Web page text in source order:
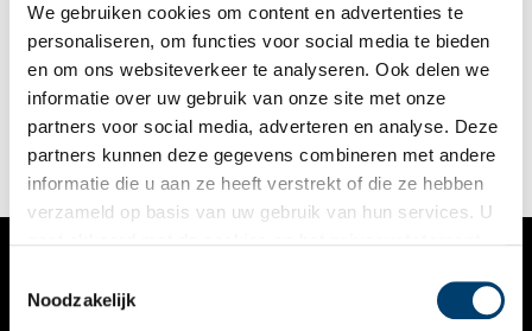
We gebruiken cookies om content en advertenties te
personaliseren, om functies voor social media te bieden
en om ons websiteverkeer te analyseren. Ook delen we
informatie over uw gebruik van onze site met onze
partners voor social media, adverteren en analyse. Deze
partners kunnen deze gegevens combineren met andere
informatie die u aan ze heeft verstrekt of die ze hebben
verzameld op basis van uw gebruik van hun services. U
Noodzakelijk
Voor de vondst van deze vrijdag koos Maartje een beker uit
met een religieuze voorstelling erop: Adam en Eva en de
zondeval.
2 min
VERHALEN